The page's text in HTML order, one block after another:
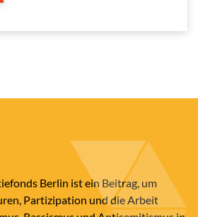
Berlin ist ein Beitrag, um
Partizipation und die Arbeit